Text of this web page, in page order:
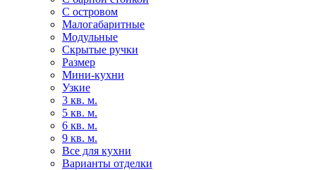
С островом
Малогабаритные
Модульные
Скрытые ручки
Размер
Мини-кухни
Узкие
3 кв. м.
5 кв. м.
6 кв. м.
9 кв. м.
Все для кухни
Варианты отделки